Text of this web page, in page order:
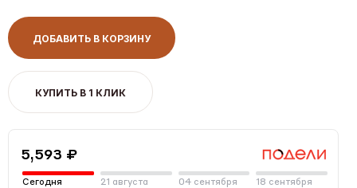
ДОБАВИТЬ В КОРЗИНУ
КУПИТЬ В 1 КЛИК
5,593 ₽
Сегодня 21 августа 04 сентября 18 сентября